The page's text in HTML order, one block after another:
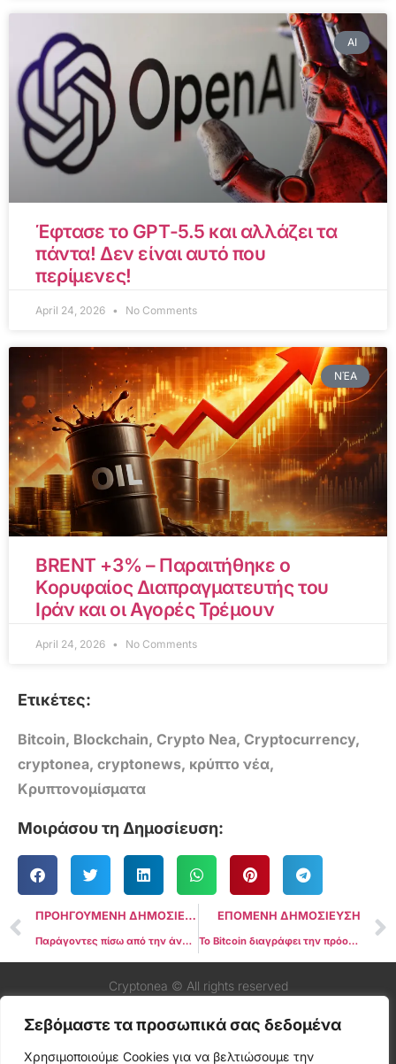
Σεβόμαστε τα προσωπικά σας δεδομένα
Χρησιμοποιούμε Cookies για να βελτιώσουμε την
AI
Έφτασε το GPT-5.5 και αλλάζει τα
πάντα! Δεν είναι αυτό που
περίμενες!
April 24, 2026 No Comments
ΝΈΑ
BRENT +3% – Παραιτήθηκε ο
Κορυφαίος Διαπραγματευτής του
Ιράν και οι Αγορές Τρέμουν
April 24, 2026 No Comments
Ετικέτες:
Bitcoin, Blockchain, Crypto Nea, Cryptocurrency,
cryptonea, cryptonews, κρύπτο νέα,
Κρυπτονομίσματα
Μοιράσου τη Δημοσίευση:
ΠΡΟΗΓΟΥΜΕΝΗ ΔΗΜΟΣΙΕΥΣΗ
Παράγοντες πίσω από την άνοδο της τιμής του Cardano
ΕΠΟΜΕΝΗ ΔΗΜΟΣΙΕΥΣΗ
Το Bitcoin διαγράφει την πρόοδο σχεδόν μιας εβδομάδας σε μόλις 20 λεπτά, πέφτοντας κάτω από τα $41.000
Cryptonea © All rights reserved